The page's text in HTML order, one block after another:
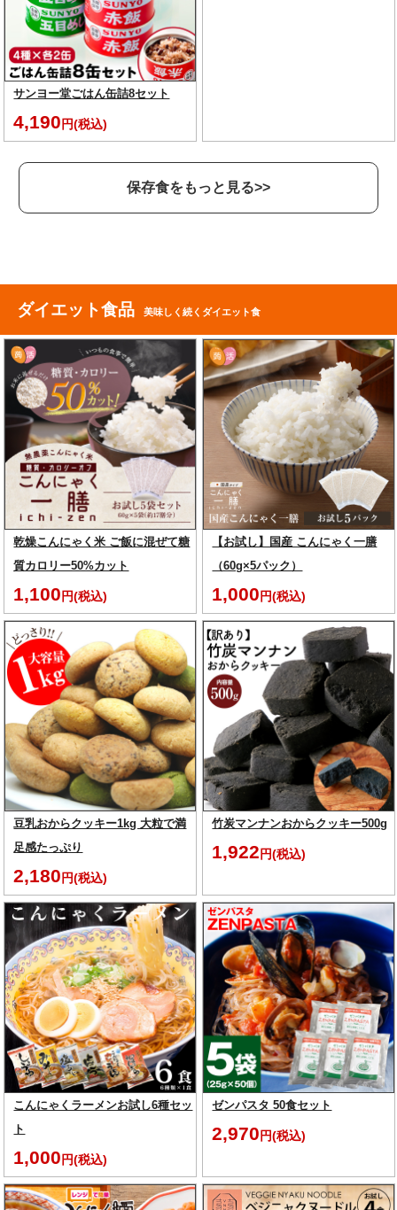
サンヨー堂ごはん缶詰8セット
4,190 円(税込)
保存食をもっと見る>>
ダイエット食品 美味しく続くダイエット食
乾燥こんにゃく米 ご飯に混ぜて糖
質カロリー50%カット
1,100 円(税込)
【お試し】国産 こんにゃく一膳
（60g×5パック）
1,000 円(税込)
豆乳おからクッキー1kg 大粒で満
足感たっぷり
2,180 円(税込)
竹炭マンナンおからクッキー500g
1,922 円(税込)
こんにゃくラーメンお試し6種セッ
ト
1,000 円(税込)
ゼンパスタ 50食セット
2,970 円(税込)